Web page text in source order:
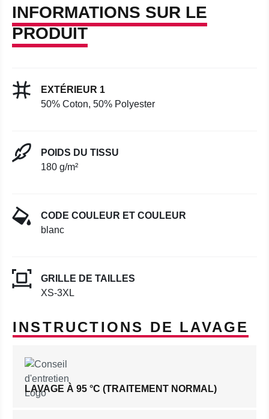
INFORMATIONS SUR LE
PRODUIT
EXTÉRIEUR 1
50% Coton, 50% Polyester
POIDS DU TISSU
180 g/m²
CODE COULEUR ET COULEUR
blanc
GRILLE DE TAILLES
XS-3XL
INSTRUCTIONS DE LAVAGE
LAVAGE À 95 °C (TRAITEMENT NORMAL)